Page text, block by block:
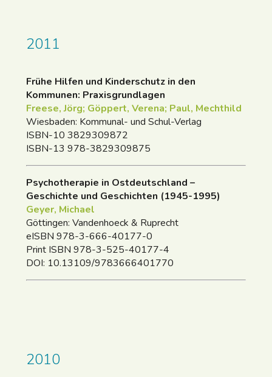
2011
Frühe Hilfen und Kinderschutz in den
Kommunen: Praxisgrundlagen
Freese, Jörg; Göppert, Verena; Paul, Mechthild
Wiesbaden: Kommunal- und Schul-Verlag
ISBN-10 3829309872
ISBN-13 978-3829309875
Psychotherapie in Ostdeutschland –
Geschichte und Geschichten (1945-1995)
Geyer, Michael
Göttingen: Vandenhoeck & Ruprecht
eISBN 978-3-666-40177-0
Print ISBN 978-3-525-40177-4
DOI: 10.13109/9783666401770
2010